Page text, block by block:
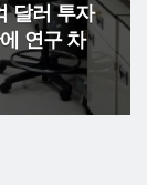
달러 투자
연구 차